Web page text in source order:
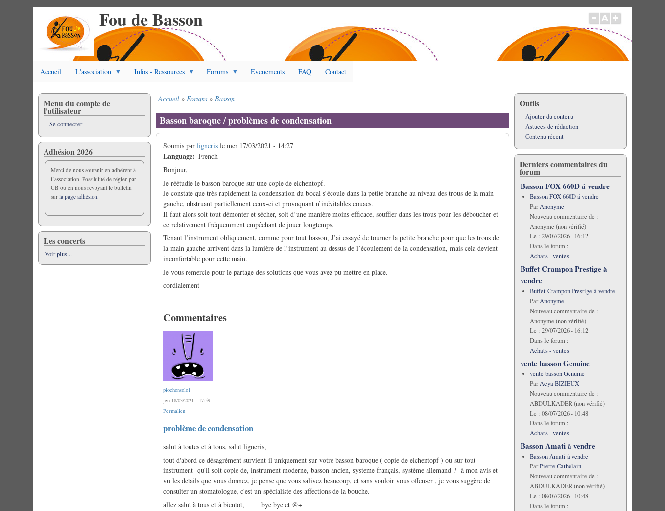
Fou de Basson
Accueil L'association Infos - Ressources Forums Evenements FAQ Contact
d'Ariane
Accueil Forums Basson
Basson baroque / problèmes de condensation
Soumis parligneris lemer 17/03/2021 - 14:27
Language
French
Bonjour,
Je réétudie le basson baroque sur une copie de eichentopf.
Je constate que très rapidement la condensation du bocal s’écoule dans la petite branche au niveau des trous de la main
gauche, obstruant partiellement ceux-ci et provoquant n’inévitables couacs.
Il faut alors soit tout démonter et sécher, soit d’une manière moins efficace, souffler dans les trous pour les déboucher et
ce relativement fréquemment empêchant de jouer longtemps.
Tenant l’instrument obliquement, comme pour tout basson, J’ai essayé de tourner la petite branche pour que les trous de
la main gauche arrivent dans la lumière de l’instrument au dessus de l’écoulement de la condensation, mais cela devient
inconfortable pour cette main.
Je vous remercie pour le partage des solutions que vous avez pu mettre en place.
cordialement
Commentaires
piochonsolo1
jeu 18/03/2021 - 17:59
Permalien
problème de condensation
salut à toutes et à tous, salut ligneris,
tout d'abord ce désagrément survient-il uniquement sur votre basson baroque ( copie de eichentopf ) ou sur tout
instrument qu'il soit copie de, instrument moderne, basson ancien, systeme français, système allemand ? à mon avis et
vu les details que vous donnez, je pense que vous salivez beaucoup, et sans vouloir vous offenser , je vous suggère de
consulter un stomatologue, c'est un spécialiste des affections de la bouche.
allez salut à tous et à bientot, bye bye et @+
Menu du compte de
l'utilisateur
Se connecter
Adhésion 2026
Merci de nous soutenir en adhérent à
l’association. Possibilité de régler par
CB ou en nous revoyant le bulletin
surla page adhésion.
Les concerts
Voir plus...
Outils
Ajouter du contenu
Astuces de rédaction
Contenu récent
Derniers commentaires du
forum
Basson FOX 660D á vendre
Basson FOX 660D á vendre
ParAnonyme
Nouveau commentaire de :
Anonyme (non vérifié)
Le : 29/07/2026 - 16:12
Dans le forum :
Achats - ventes
Buffet Crampon Prestige à
vendre
Buffet Crampon Prestige à vendre
ParAnonyme
Nouveau commentaire de :
Anonyme (non vérifié)
Le : 29/07/2026 - 16:12
Dans le forum :
Achats - ventes
vente basson Genuine
vente basson Genuine
ParAcya BIZIEUX
Nouveau commentaire de :
ABDULKADER (non vérifié)
Le : 08/07/2026 - 10:48
Dans le forum :
Achats - ventes
Basson Amati à vendre
Basson Amati à vendre
ParPierre Cathelain
Nouveau commentaire de :
ABDULKADER (non vérifié)
Le : 08/07/2026 - 10:48
Dans le forum :